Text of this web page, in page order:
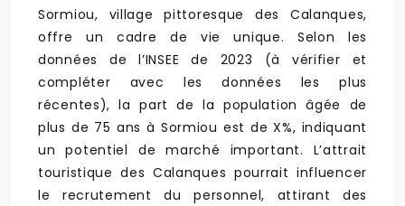
Sormiou, village pittoresque des Calanques,
offre un cadre de vie unique. Selon les
données de l’INSEE de 2023 (à vérifier et
compléter avec les données les plus
récentes), la part de la population âgée de
plus de 75 ans à Sormiou est de X%, indiquant
un potentiel de marché important. L’attrait
touristique des Calanques pourrait influencer
le recrutement du personnel, attirant des